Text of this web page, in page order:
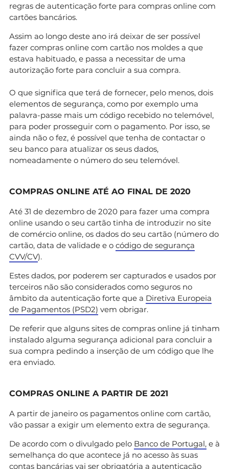
regras de autenticação forte para compras online com
cartões bancários.
Assim ao longo deste ano irá deixar de ser possível
fazer compras online com cartão nos moldes a que
estava habituado, e passa a necessitar de uma
autorização forte para concluir a sua compra.
O que significa que terá de fornecer, pelo menos, dois
elementos de segurança, como por exemplo uma
palavra-passe mais um código recebido no telemóvel,
para poder prosseguir com o pagamento. Por isso, se
ainda não o fez, é possível que tenha de contactar o
seu banco para atualizar os seus dados,
nomeadamente o número do seu telemóvel.
COMPRAS ONLINE ATÉ AO FINAL DE 2020
Até 31 de dezembro de 2020 para fazer uma compra
online usando o seu cartão tinha de introduzir no site
de comércio online, os dados do seu cartão (número do
cartão, data de validade e o código de segurança
CVV/CV).
Estes dados, por poderem ser capturados e usados por
terceiros não são considerados como seguros no
âmbito da autenticação forte que a Diretiva Europeia
de Pagamentos (PSD2) vem obrigar.
De referir que alguns sites de compras online já tinham
instalado alguma segurança adicional para concluir a
sua compra pedindo a inserção de um código que lhe
era enviado.
COMPRAS ONLINE A PARTIR DE 2021
A partir de janeiro os pagamentos online com cartão,
vão passar a exigir um elemento extra de segurança.
De acordo com o divulgado pelo Banco de Portugal, e à
semelhança do que acontece já no acesso às suas
contas bancárias vai ser obrigatória a autenticação